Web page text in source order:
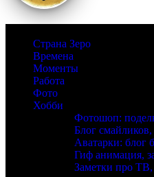
Страна Зеро
Времена
Моменты
Работа
Фото
Хобби
Фотошоп:
Блог
Аватарки: блог
Гиф анимация,
Заметки про